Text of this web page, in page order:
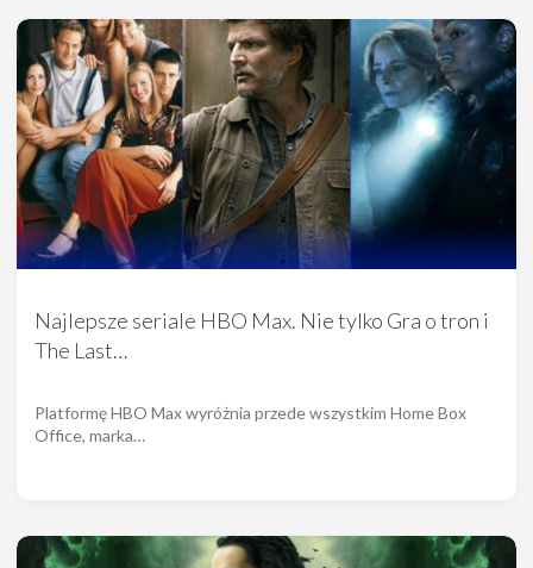
Najlepsze seriale HBO Max. Nie tylko Gra o tron i
The Last…
Platformę HBO Max wyróżnia przede wszystkim Home Box
Office, marka…